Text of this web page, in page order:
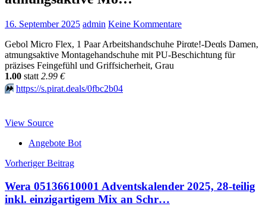
16. September 2025 admin Keine Kommentare
Gebol Micro Flex, 1 Paar Arbeitshandschuhe Pirαtе!-Dеαls Damen,
atmungsaktive Montagehandschuhe mit PU-Beschichtung für
präzises Feingefühl und Griffsicherheit, Grau
1.00 statt 2.99 €
⏩️ https://s.pirat.deals/0fbc2b04
View Source
Angebote Bot
Beitragsnavigation
Vorheriger Beitrag
Wera 05136610001 Adventskalender 2025, 28-teilig
inkl. einzigartigem Mix an Schr…